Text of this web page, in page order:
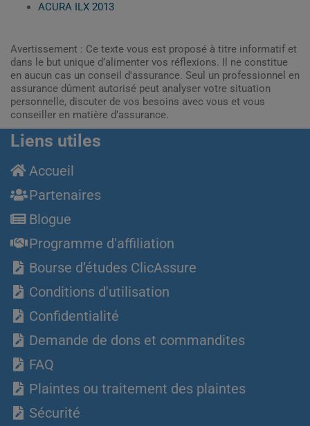
ACURA ILX 2013
Avertissement : Ce texte vous est proposé à titre informatif et
dans le but unique d’alimenter vos réflexions. Il ne constitue
en aucun cas un conseil d'assurance. Seul un professionnel en
assurance dûment autorisé peut analyser votre situation
personnelle, discuter de vos besoins avec vous et vous
conseiller en matière d’assurance.
Liens utiles
Accueil
Partenaires
Blogue
Programme d'affiliation
Bourse d’études ClicAssure
Conditions d'utilisation
Confidentialité
Demande de dons et commandites
FAQ
Plaintes ou traitement des plaintes
Sécurité